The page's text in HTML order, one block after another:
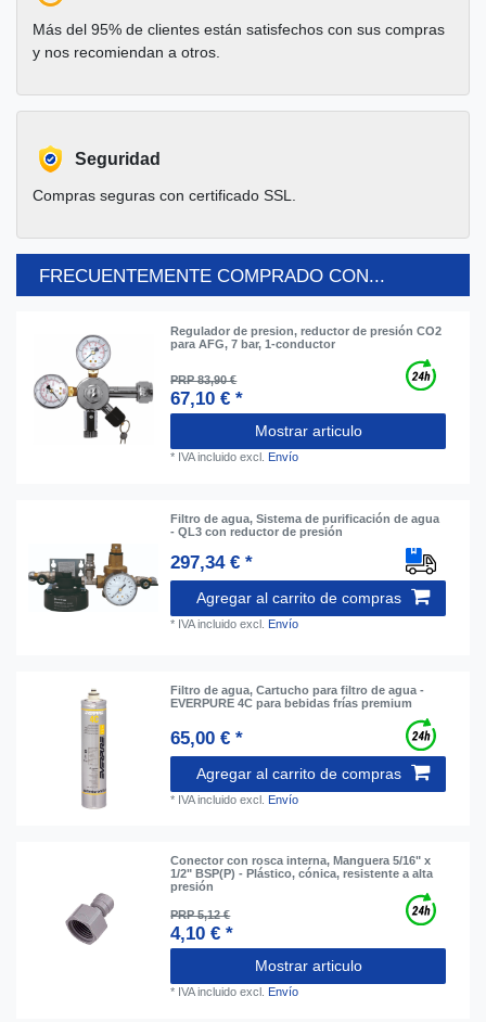
Más del 95% de clientes están satisfechos con sus compras
y nos recomiendan a otros.
Seguridad
Compras seguras con certificado SSL.
FRECUENTEMENTE COMPRADO CON...
Regulador de presion, reductor de presión CO2
para AFG, 7 bar, 1-conductor
PRP 83,90 €
67,10 € *
Mostrar articulo
* IVA incluido excl. Envío
Filtro de agua, Sistema de purificación de agua
- QL3 con reductor de presión
297,34 € *
Agregar al carrito de compras
* IVA incluido excl. Envío
Filtro de agua, Cartucho para filtro de agua -
EVERPURE 4C para bebidas frías premium
65,00 € *
Agregar al carrito de compras
* IVA incluido excl. Envío
Conector con rosca interna, Manguera 5/16" x
1/2" BSP(P) - Plástico, cónica, resistente a alta
presión
PRP 5,12 €
4,10 € *
Mostrar articulo
* IVA incluido excl. Envío